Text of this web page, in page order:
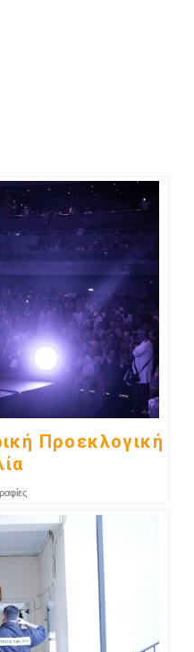
Προεκλογική